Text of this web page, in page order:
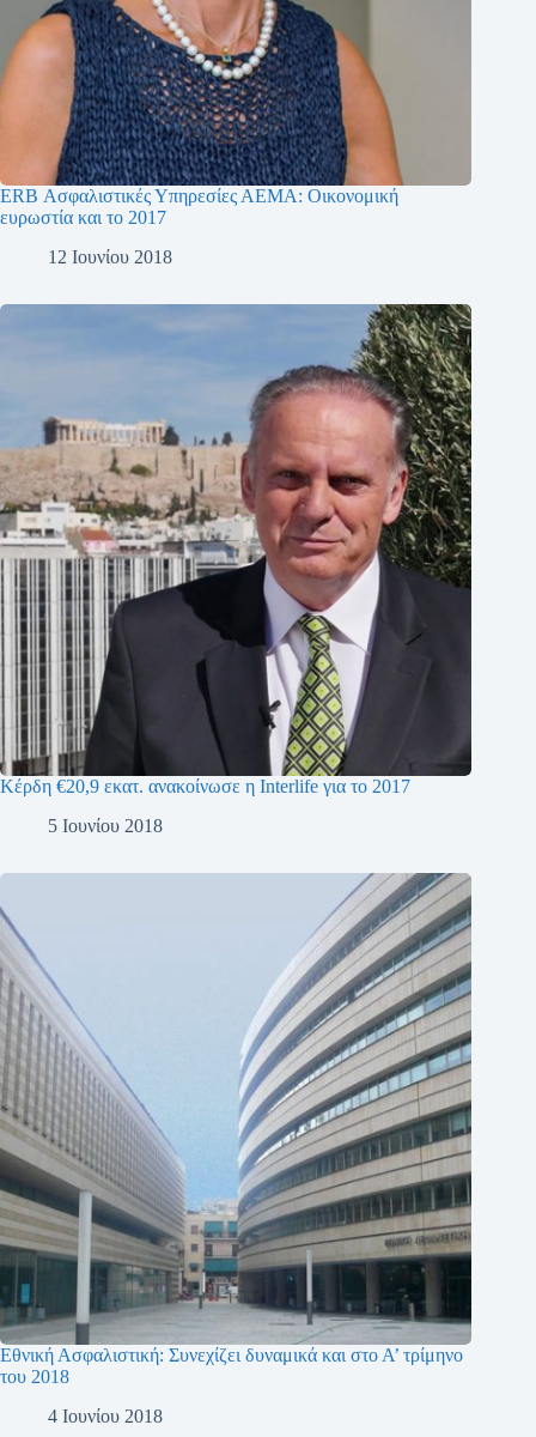
ERB Ασφαλιστικές Υπηρεσίες ΑΕΜΑ: Οικονομική
ευρωστία και το 2017
12 Ιουνίου 2018
Κέρδη €20,9 εκατ. ανακοίνωσε η Interlife για το 2017
5 Ιουνίου 2018
Εθνική Ασφαλιστική: Συνεχίζει δυναμικά και στο Α’ τρίμηνο
του 2018
4 Ιουνίου 2018